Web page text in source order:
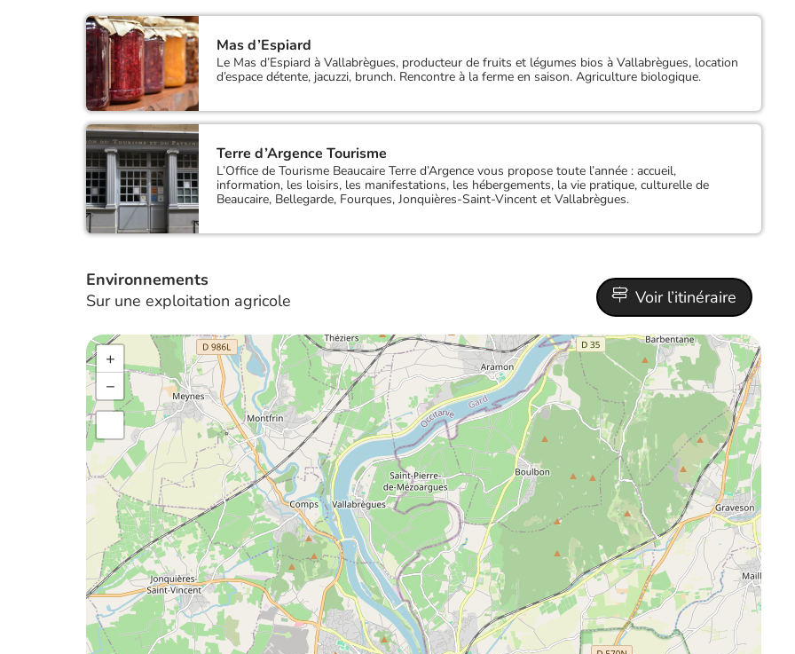
Mas d’Espiard
Le Mas d’Espiard à Vallabrègues, producteur de fruits et légumes bios à Vallabrègues, location
d’espace détente, jacuzzi, brunch. Rencontre à la ferme en saison. Agriculture biologique.
Terre d’Argence Tourisme
L’Office de Tourisme Beaucaire Terre d’Argence vous propose toute l’année : accueil,
information, les loisirs, les manifestations, les hébergements, la vie pratique, culturelle de
Beaucaire, Bellegarde, Fourques, Jonquières-Saint-Vincent et Vallabrègues.
Environnements
Sur une exploitation agricole
Voir l’itinéraire
+
−